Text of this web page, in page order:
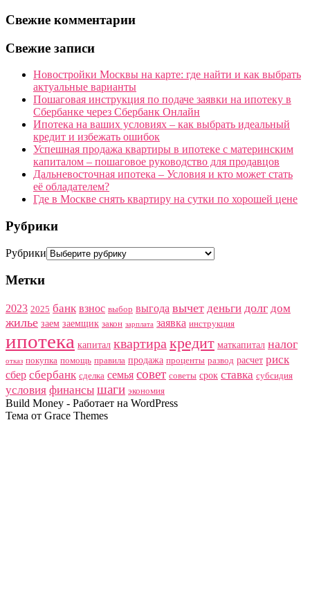
Свежие комментарии
Свежие записи
Новостройки Москвы на карте: где найти и как выбрать
актуальные варианты
Пошаговая инструкция по подаче заявки на ипотеку в
Сбербанке через Сбербанк Онлайн
Ипотека на ваших условиях – как выбрать идеальный
кредит и избежать ошибок
Успешная продажа квартиры в ипотеке с материнским
капиталом – пошаговое руководство для продавцов
Дальневосточная ипотека – Условия и кто может стать
её обладателем?
Где в Москве снять квартиру на сутки по хорошей цене
Рубрики
Рубрики
Метки
2023 2025 банк взнос выбор выгода вычет деньги долг дом
жилье заем заемщик закон зарплата заявка инструкция
ипотека капитал квартира кредит маткапитал налог
отказ покупка помощь правила продажа проценты развод расчет риск
сбер сбербанк сделка семья совет советы срок ставка субсидия
условия финансы шаги экономия
Build Money - Работает на WordPress
Тема от Grace Themes